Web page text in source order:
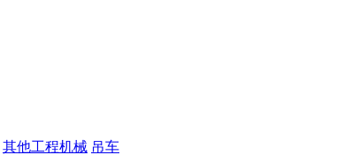
其他工程机械 吊车